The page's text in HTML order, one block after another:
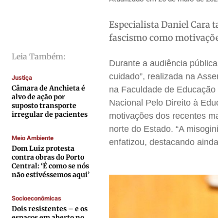
Economia
Colunas
Caetano Roque
Gustavo Bastos
Wanda Sily
Publicidade Legal
Economia
Colunas
Caetano Roque
Gustavo Bastos
Wanda Sily
Publicidade Legal
Economia
Colunas
Caetano Roque
Gustavo Bastos
Wanda Sily
Publicidade Legal
Economia
Colunas
Caetano Roque
Gustavo Bastos
Wanda Sily
Publicidade Legal
Leia Também:
Justiça
Câmara de Anchieta é
alvo de ação por
suposto transporte
irregular de pacientes
Meio Ambiente
Dom Luiz protesta
contra obras do Porto
Central: ‘É como se nós
não estivéssemos aqui’
Socioeconômicas
Dois resistentes – e os
Especialista Daniel Cara
fascismo como
Durante a audiência
cuidado”, realizada na
na Faculdade de
Nacional Pelo Direito à
motivações dos recentes
norte do Estado. “A
enfatizou, destacando